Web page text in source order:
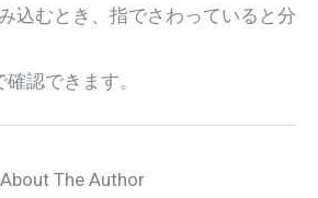
込むとき、指でさわっていると分
認できます。
About The Author